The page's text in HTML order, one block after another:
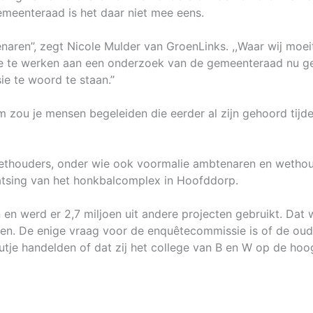
is het daar niet mee eens.
zegt Nicole Mulder van GroenLinks. ,,Waar wij
werken aan een onderzoek van de gemeenteraad nu
te woord te staan.’’
zou je mensen begeleiden die eerder al zijn gehoord
onder wie ook voormalie ambtenaren en
van het honkbalcomplex in Hoofddorp.
werd er 2,7 miljoen uit andere projecten gebruikt. Dat
De enige vraag voor de enquêtecommissie is of de
handelden of dat zij het college van B en W op de